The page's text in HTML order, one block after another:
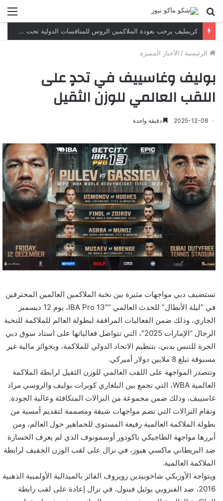
بحث
عن
كريمليف يرحب بعودة الملاكمين الروس للمنافسات الدولية تحت العلم والنشيد الوطنيين
الرئيسية / الأخبار المميزة
بوليف وغاسييف في تحدٍ على
اللقب العالمي للوزن الثقيل
2025-12-08 دقيقة واحدة
تستضيف دبي مواجهات مثيرة بين نخبة الملاكمين العالمين المحترفين
في “ليلة الأبطال” للحدث العالمي “IBA Pro 13″، يوم 12 ديسمبر
الجاري، وذلك ضمن الفعاليات المرافقة لبطولة العالم للملاكمة للنخبة
الرجال “الإمارات 2025″، التي تتواصل فعالياتها على استاد سوق دبي
الحرة للتنس بدبي، بتنظيم الاتحاد الدولي للملاكمة، وبجوائز مالية غير
مسبوقة تبلغ 8 ملايين دولار أميركي.
وتتصدر المواجهة على اللقب العالمي للوزن الثقيل لرابطة الملاكمة
العالمية WBA، التي تجمع بين البلغاري كوبرات بوليف والروسي مراد
غاسييف، وذلك ضمن مجموعة من النزالات المتكافئة وعالية الجودة.
وتقام النزالات التي تضم مواجهات شيقة ومصممة لتقديم أمسية من
بطولة الملاكمة العالمية رفيعة المستوى للجماهير حول العالم، ومن
أبرزها مواجهة الطاجيكي باكودور أوسمونوف الذي لم يعرف الخسارة
ضد البريطاني ماكسي هيوز، في نزال على لقب الوزن الخفيف لرابطة
الملاكمة العالمية.
ويتواجه الأوزبكي شاخوبيدين زويروف الفائز بالميدالية الأولمبية الذهبية
2016، ضد الفنزويي يوئيل فينول، في نزال إعادة على لقب رابطة